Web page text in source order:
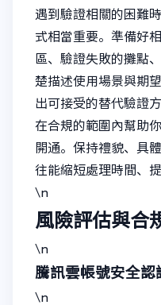
遇到驗證相關的困難
式相當重要。準備好
區、驗證失敗的攤點
楚描述使用場景與期
出可接受的替代驗證
在合規的範圍內幫助
開通。保持禮貌、具
往能縮短處理時間、
\n
風險評估與合
\n
騰訊雲帳號安全認
\n